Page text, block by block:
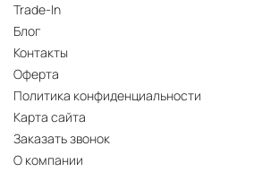
Trade-In
Блог
Контакты
Оферта
Политика конфиденциальности
Карта сайта
Заказать звонок
О компании